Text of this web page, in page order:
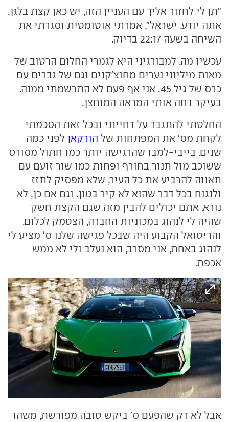
"תן לי לחזור אליך עם העניין הזה, יש כאן קצת בלגן,
אתה יודע, ישראל", אמרתי אוטומטית וסגרתי את
השיחה בשעה 22:17 בדיוק.
עכשיו מה, למבורגיני היא לגמרי החלום הרטוב של
מאות מיליוני נערים מחוצ'קנים וגם של גברים עם
כרס של גיל 45. אני אף פעם לא התרשמתי ממנה.
בעיקר דחה אותי המראה המוחצן.
החלטתי להתגבר על דחייתי ובכל זאת הסכמתי
לקחת מס' את המפתחות של הורקאן לפני כמה
שנים. בייבי-למבו שהרגישה יותר כמו חתול מסורס
ששוכב מול תנור בחורף ופחות כמו שור זועם עם
תאווה להרביע את כל העיר, שלא מפסיק לתזז
ולנגוח בכל דבר שהוא לא קיר בטון. וגם אם כן, לא
נורא. אתם יכולים להבין מזה שגם הקצת חשק
שהיה לי לנהוג במכוניות החברה, הצטמק לכלום.
והריטואל הקבוע היה שבכל פגישה שלנו ס' מציע לי
לנהוג באחת, אני מסרב, הוא נעלב ולי לא ממש
אכפת.
אבל לא רק שהפעם ס' ביקש טובה מפורשת, משהו